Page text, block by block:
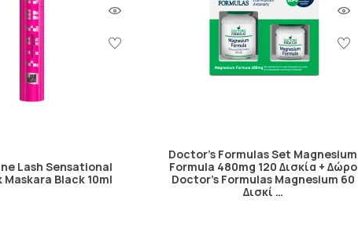
Lash Sensational
Maskara Black 10ml
Doctor's Formulas Set Magnesium
Formula 480mg 120 Δισκία + Δώρο
Doctor's Formulas Magnesium 60
Δισκί …